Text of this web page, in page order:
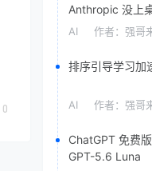
0
Anthropic 没上
AI 作者： 强哥
排序引导学习加
AI 作者： 强哥
ChatGPT 免费
GPT-5.6 Luna